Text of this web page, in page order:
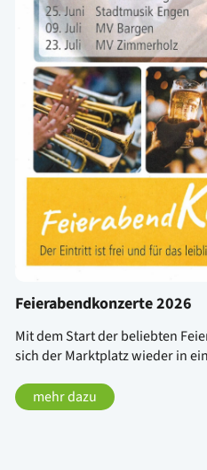
Feierabendkonzerte 2026
Mit dem Start der beliebten
sich der Marktplatz wieder in
mehr dazu